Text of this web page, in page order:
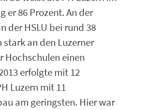
er 86 Prozent. An der
der HSLU bei rund 38
an den Luzerner
Hochschulen einen
erfolgte mit 12
Luzern mit 11
am geringsten. Hier war